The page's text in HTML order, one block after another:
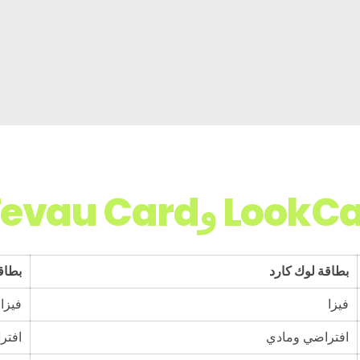
بطاقة لوك كارد
فيزا
فيزا
افتراضي ومادي